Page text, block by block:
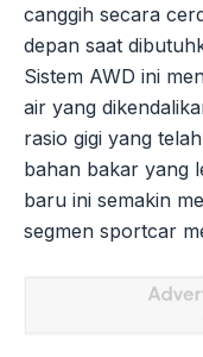
canggih secara
depan saat
Sistem AWD ini
air yang
rasio gigi yang
bahan bakar yang
baru ini semakin
segmen sportcar